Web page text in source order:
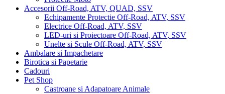
Accesorii Off-Road, ATV, QUAD, SSV
Echipamente Protectie Off-Road, ATV, SSV
Electrice Off-Road, ATV, SSV
LED-uri si Proiectoare Off-Road, ATV, SSV
Unelte si Scule Off-Road, ATV, SSV
Ambalare si Impachetare
Birotica si Papetarie
Cadouri
Pet Shop
Castroane si Adapatoare Animale